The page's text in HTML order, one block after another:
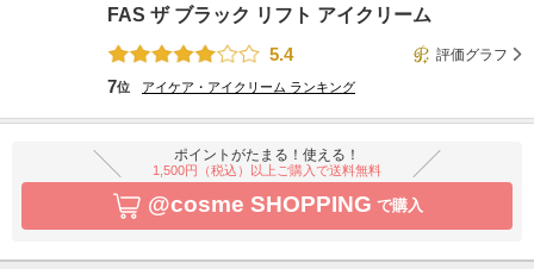
FAS ザ ブラック リフト アイクリーム
5.4
評価グラフ
7位 アイケア・アイクリーム ランキング
ポイントがたまる！使える！
1,500円（税込）以上ご購入で送料無料
@cosme SHOPPING で購入